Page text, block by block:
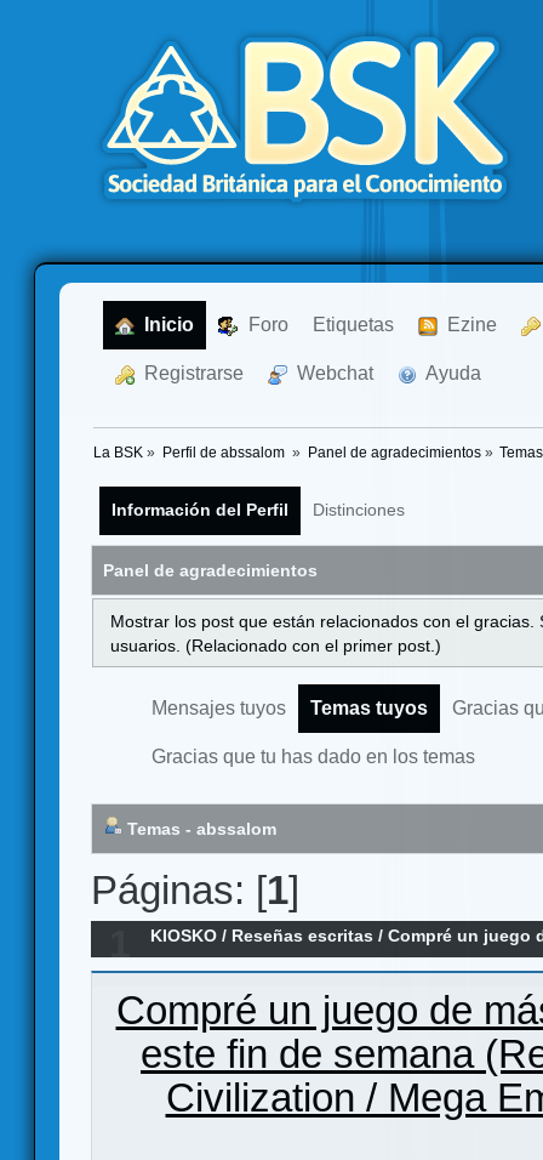
Inicio Foro Etiquetas Ezine
Registrarse Webchat Ayuda
La BSK » Perfil de abssalom » Panel de agradecimientos»
Información del Perfil Distinciones
Panel de agradecimientos
Mostrar los post que están relacionados con el
usuarios. (Relacionado con el primer post.)
Mensajes tuyos Temas tuyos Gracias
Gracias que tu has dado en los temas
Temas - abssalom
Páginas: [1]
KIOSKO / Reseñas escritas /Compré un juego
estrenado (Reseña Mega Civilization)
Compré un juego de
este fin de semana
Civilization / Mega